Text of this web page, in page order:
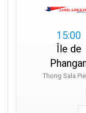
15:00
Île de
Thong Sala